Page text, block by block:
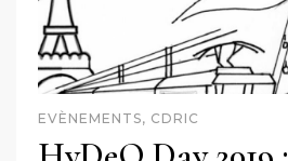
EVÈNEMENTS, CDRIC